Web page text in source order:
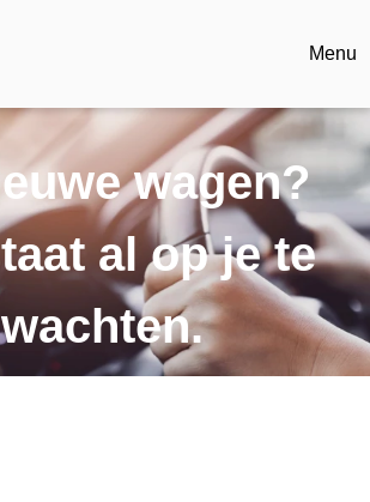
Menu
wagen?
al op je te
wachten.